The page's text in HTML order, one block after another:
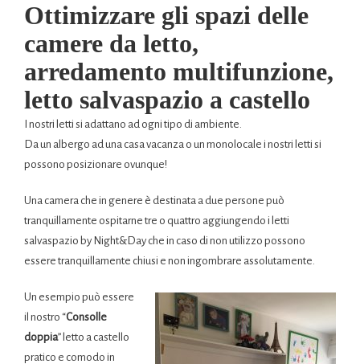
Ottimizzare gli spazi delle
camere da letto,
arredamento multifunzione,
letto salvaspazio a castello
I nostri letti si adattano ad ogni tipo di ambiente.
Da un albergo ad una casa vacanza o un monolocale i nostri letti si
possono posizionare ovunque!
Una camera che in genere è destinata a due persone può
tranquillamente ospitarne tre o quattro aggiungendo i letti
salvaspazio by Night&Day che in caso di non utilizzo possono
essere tranquillamente chiusi e non ingombrare assolutamente.
Un esempio può essere
il nostro “Consolle
doppia” letto a castello
pratico e comodo in